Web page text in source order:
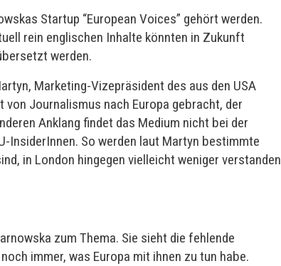
Startup “European Voices” gehört werden.
rein englischen Inhalte könnten in Zukunft
werden.
Marketing-Vizepräsident des aus den USA
Journalismus nach Europa gebracht, der
Anklang findet das Medium nicht bei der
InsiderInnen. So werden laut Martyn bestimmte
in London hingegen vielleicht weniger verstanden
zum Thema. Sie sieht die fehlende
immer, was Europa mit ihnen zu tun habe.